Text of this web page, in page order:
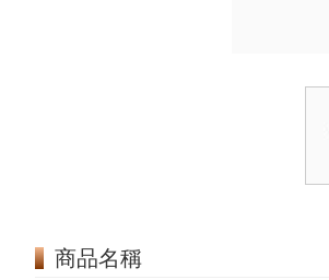
商品名稱